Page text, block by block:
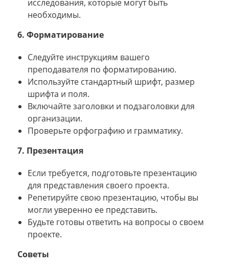
исследования, которые могут быть
необходимы.
6. Форматирование
Следуйте инструкциям вашего
преподавателя по форматированию.
Используйте стандартный шрифт, размер
шрифта и поля.
Включайте заголовки и подзаголовки для
организации.
Проверьте орфографию и грамматику.
7. Презентация
Если требуется, подготовьте презентацию
для представления своего проекта.
Репетируйте свою презентацию, чтобы вы
могли уверенно ее представить.
Будьте готовы ответить на вопросы о своем
проекте.
Советы